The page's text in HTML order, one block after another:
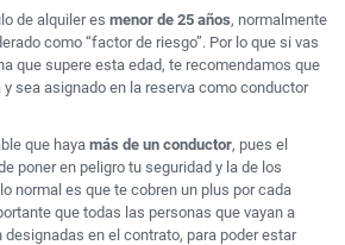
de alquiler es menor de 25 años, normalmente
como “factor de riesgo”. Por lo que si vas
que supere esta edad, te recomendamos que
sea asignado en la reserva como conductor
que haya más de un conductor, pues el
poner en peligro tu seguridad y la de los
normal es que te cobren un plus por cada
que todas las personas que vayan a
en el contrato, para poder estar